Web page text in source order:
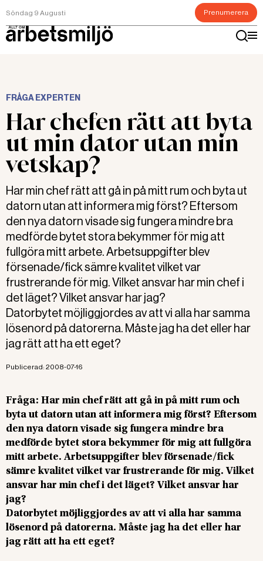
Söndag 9 Augusti Prenumerera
FRÅGA EXPERTEN
Har chefen rätt att byta
ut min dator utan min
vetskap?
Har min chef rätt att gå in på mitt rum och byta ut
datorn utan att informera mig först? Eftersom
den nya datorn visade sig fungera mindre bra
medförde bytet stora bekymmer för mig att
fullgöra mitt arbete. Arbetsuppgifter blev
försenade/fick sämre kvalitet vilket var
frustrerande för mig. Vilket ansvar har min chef i
det läget? Vilket ansvar har jag?
Datorbytet möjliggjordes av att vi alla har samma
lösenord på datorerna. Måste jag ha det eller har
jag rätt att ha ett eget?
Publicerad: 2008-07-16
Fråga: Har min chef rätt att gå in på mitt rum och
byta ut datorn utan att informera mig först? Eftersom
den nya datorn visade sig fungera mindre bra
medförde bytet stora bekymmer för mig att fullgöra
mitt arbete. Arbetsuppgifter blev försenade/fick
sämre kvalitet vilket var frustrerande för mig. Vilket
ansvar har min chef i det läget? Vilket ansvar har
jag?
Datorbytet möjliggjordes av att vi alla har samma
lösenord på datorerna. Måste jag ha det eller har
jag rätt att ha ett eget?